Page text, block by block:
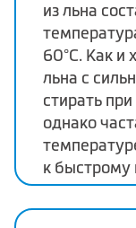
из льна
60°C. Как и
льна с
стирать
однако
к быстрому